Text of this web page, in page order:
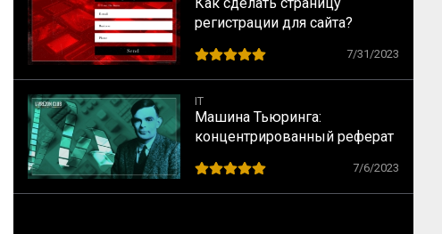
регистрации для сайта?
7/31/2023
IT
Машина Тьюринга:
концентрированный реферат
7/6/2023